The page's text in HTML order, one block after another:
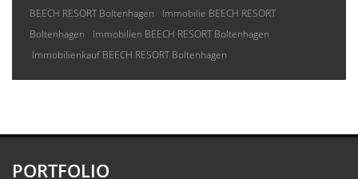
BEECH RESORT Boltenhagen
Immobilie BEECH RESORT
Boltenhagen
Immobilien BEECH RESORT Boltenhagen
Immobilienkauf BEECH RESORT Boltenhagen
PORTFOLIO